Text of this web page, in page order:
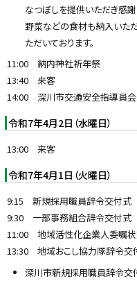
なつぼしを提供いただき感
野菜などの食材も納入いた
ただいております。
11:00 納内神社祈年祭
13:40 来客
14:00 深川市交通安全指導員
令和7年4月2日（水曜日）
13:00 来客
令和7年4月1日（火曜日）
9:15 新規採用職員辞令交付式
9:30 一部事務組合辞令交付式
11:00 地域活性化企業人委嘱
13:30 地域おこし協力隊辞令交
深川市新規採用職員辞令交